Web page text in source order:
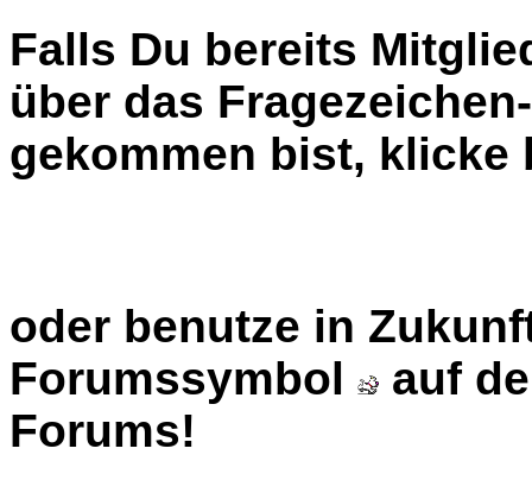
Falls Du bereits
über das
gekommen bist, klicke
oder benutze in
Forumssymbol
auf
Forums!